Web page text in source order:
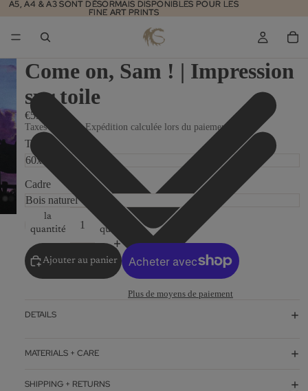
A5, A4 & A3 SONT DÉSORMAIS DISPONIBLES POUR LES
FINE ART PRINTS
A5, A4 & A3 SONT DÉSORMAIS DISPONIBLES POUR LES
FINE ART PRINTS
Come on, Sam ! | Impression
sur toile
€530,00
Taxes incluses. Expédition calculée lors du paiement.
Taille
Cadre
Diminuer
la
quantité
Augmenter
quantité
Ajouter au panier
Plus de moyens de paiement
DETAILS
MATERIALS + CARE
SHIPPING + RETURNS